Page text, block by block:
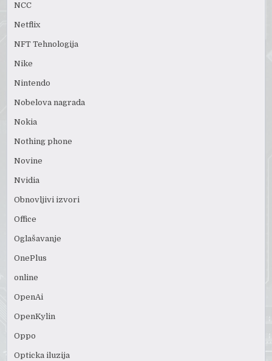
NCC
Netflix
NFT Tehnologija
Nike
Nintendo
Nobelova nagrada
Nokia
Nothing phone
Novine
Nvidia
Obnovljivi izvori
Office
Oglašavanje
OnePlus
online
OpenAi
OpenKylin
Oppo
Opticka iluzija